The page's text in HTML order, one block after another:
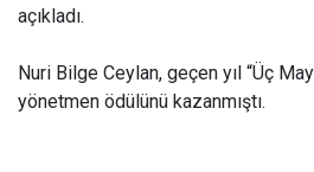
açıkladı.
Nuri Bilge Ceylan, geçen yıl “Üç
yönetmen ödülünü kazanmıştı.